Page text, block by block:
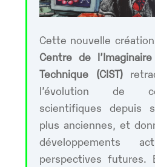
Cette nouvelle
Centre de
Technique (CIST)
l’évolution de
scientifiques depuis
plus anciennes, et
développements
perspectives futures.